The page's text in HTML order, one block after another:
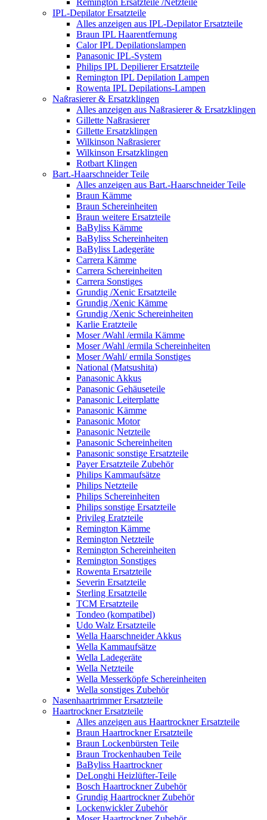
Remington Ersatzteile /Netzteile
IPL-Depilator Ersatzteile
Alles anzeigen aus IPL-Depilator Ersatzteile
Braun IPL Haarentfernung
Calor IPL Depilationslampen
Panasonic IPL-System
Philips IPL Depilierer Ersatzteile
Remington IPL Depilation Lampen
Rowenta IPL Depilations-Lampen
Naßrasierer & Ersatzklingen
Alles anzeigen aus Naßrasierer & Ersatzklingen
Gillette Naßrasierer
Gillette Ersatzklingen
Wilkinson Naßrasierer
Wilkinson Ersatzklingen
Rotbart Klingen
Bart.-Haarschneider Teile
Alles anzeigen aus Bart.-Haarschneider Teile
Braun Kämme
Braun Schereinheiten
Braun weitere Ersatzteile
BaByliss Kämme
BaByliss Schereinheiten
BaByliss Ladegeräte
Carrera Kämme
Carrera Schereinheiten
Carrera Sonstiges
Grundig /Xenic Ersatzteile
Grundig /Xenic Kämme
Grundig /Xenic Schereinheiten
Karlie Eratzteile
Moser /Wahl /ermila Kämme
Moser /Wahl /ermila Schereinheiten
Moser /Wahl/ ermila Sonstiges
National (Matsushita)
Panasonic Akkus
Panasonic Gehäuseteile
Panasonic Leiterplatte
Panasonic Kämme
Panasonic Motor
Panasonic Netzteile
Panasonic Schereinheiten
Panasonic sonstige Ersatzteile
Payer Ersatzteile Zubehör
Philips Kammaufsätze
Philips Netzteile
Philips Schereinheiten
Philips sonstige Ersatzteile
Privileg Eratzteile
Remington Kämme
Remington Netzteile
Remington Schereinheiten
Remington Sonstiges
Rowenta Ersatzteile
Severin Ersatzteile
Sterling Ersatzteile
TCM Ersatzteile
Tondeo (kompatibel)
Udo Walz Ersatzteile
Wella Haarschneider Akkus
Wella Kammaufsätze
Wella Ladegeräte
Wella Netzteile
Wella Messerköpfe Schereinheiten
Wella sonstiges Zubehör
Nasenhaartrimmer Ersatzteile
Haartrockner Ersatzteile
Alles anzeigen aus Haartrockner Ersatzteile
Braun Haartrockner Ersatzteile
Braun Lockenbürsten Teile
Braun Trockenhauben Teile
BaByliss Haartrockner
DeLonghi Heizlüfter-Teile
Bosch Haartrockner Zubehör
Grundig Haartrockner Zubehör
Lockenwickler Zubehör